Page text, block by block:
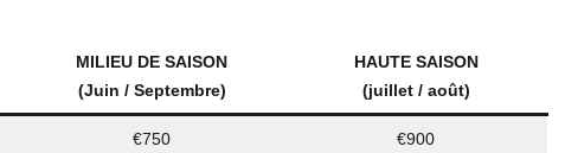
MILIEU DE SAISON
(Juin / Septembre)
HAUTE SAISON
(juillet / août)
€750 €900